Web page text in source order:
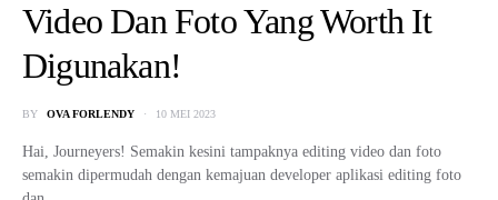
Video Dan Foto Yang Worth It
Digunakan!
BY OVA FORLENDY 10 MEI 2023
Hai, Journeyers! Semakin kesini tampaknya editing video dan foto
semakin dipermudah dengan kemajuan developer aplikasi editing foto